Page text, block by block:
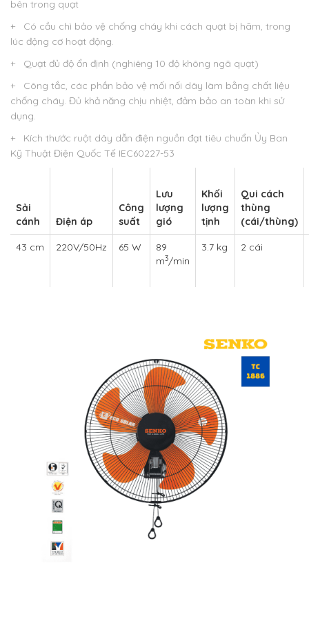
bên trong quạt
+ Có cầu chì bảo vệ chống cháy khi cách quạt bị hãm, trong
lúc động cơ hoạt động.
+ Quạt đủ độ ổn định (nghiêng 10 độ không ngã quạt)
+ Công tắc, các phần bảo vệ mối nối dây làm bằng chất liệu
chống cháy. Đủ khả năng chịu nhiệt, đảm bảo an toàn khi sử
dụng.
+ Kích thước ruột dây dẫn điện nguồn đạt tiêu chuẩn Ủy Ban
Kỹ Thuật Điện Quốc Tế IEC60227-53
Sải
cánh
Điện áp
Công
suất
Lưu
lượng
gió
Khối
lượng
tịnh
Qui cách
thùng
(cái/thùng)
43 cm 220V/50Hz 65 W
89
m3/min
3.7 kg 2 cái